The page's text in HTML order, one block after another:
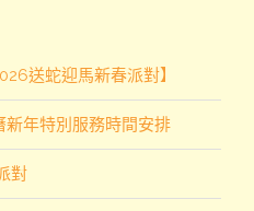
送蛇迎馬新春派對】
年特別服務時間安排
對